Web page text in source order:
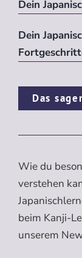
Dein
Dein
Das
Wie du
verstehen
beim Kanji-
unserem